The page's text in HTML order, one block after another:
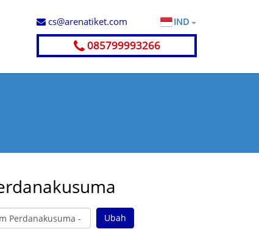
cs@arenatiket.com IND
085799993266
Ubah